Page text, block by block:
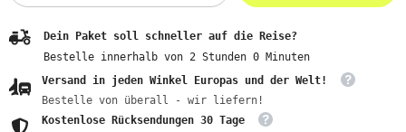
Dein Paket soll schneller auf die Reise?
Bestelle innerhalb von 2 Stunden 0 Minuten
Versand in jeden Winkel Europas und der Welt!
Bestelle von überall - wir liefern!
Kostenlose Rücksendungen 30 Tage